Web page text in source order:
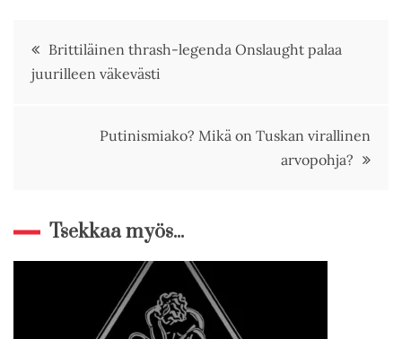
Artikkelien
selaus
Brittiläinen thrash-legenda Onslaught palaa
juurilleen väkevästi
Putinismiako? Mikä on Tuskan virallinen
arvopohja?
Tsekkaa myös...